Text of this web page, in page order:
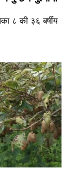
८ की ३६ बर्षीय